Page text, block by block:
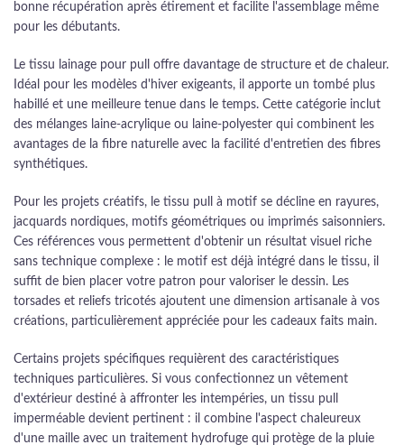
bonne récupération après étirement et facilite l'assemblage même
pour les débutants.
Le tissu lainage pour pull offre davantage de structure et de chaleur.
Idéal pour les modèles d'hiver exigeants, il apporte un tombé plus
habillé et une meilleure tenue dans le temps. Cette catégorie inclut
des mélanges laine-acrylique ou laine-polyester qui combinent les
avantages de la fibre naturelle avec la facilité d'entretien des fibres
synthétiques.
Pour les projets créatifs, le tissu pull à motif se décline en rayures,
jacquards nordiques, motifs géométriques ou imprimés saisonniers.
Ces références vous permettent d'obtenir un résultat visuel riche
sans technique complexe : le motif est déjà intégré dans le tissu, il
suffit de bien placer votre patron pour valoriser le dessin. Les
torsades et reliefs tricotés ajoutent une dimension artisanale à vos
créations, particulièrement appréciée pour les cadeaux faits main.
Certains projets spécifiques requièrent des caractéristiques
techniques particulières. Si vous confectionnez un vêtement
d'extérieur destiné à affronter les intempéries, un tissu pull
imperméable devient pertinent : il combine l'aspect chaleureux
d'une maille avec un traitement hydrofuge qui protège de la pluie